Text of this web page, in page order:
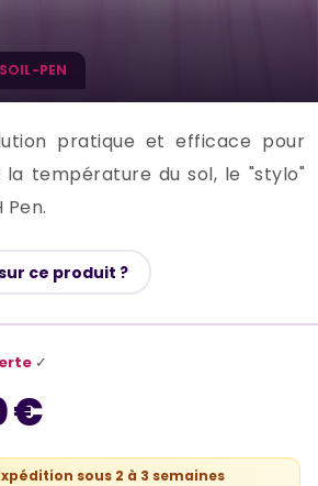
PEN
pratique et efficace pour
température du sol, le "stylo"
Pen.
ce produit ?
€
sous 2 à 3 semaines
✓